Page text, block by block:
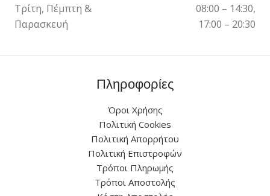
Τρίτη, Πέμπτη &
Παρασκευή
08:00 – 14:30,
17:00 – 20:30
Πληροφορίες
Όροι Χρήσης
Πολιτική Cookies
Πολιτική Απορρήτου
Πολιτική Επιστροφών
Τρόποι Πληρωμής
Τρόποι Αποστολής